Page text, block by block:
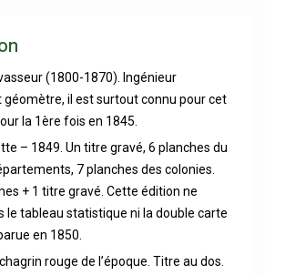
(1800-1870). Ingénieur
géomètre, il est surtout connu pour cet
la 1ère fois en 1845.
– 1849. Un titre gravé, 6 planches du
7 planches des colonies.
+ 1 titre gravé. Cette édition ne
le tableau statistique ni la double carte
en 1850.
rouge de l’époque. Titre au dos.